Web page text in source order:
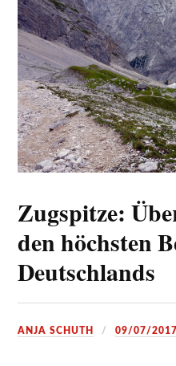
Zugspitze:
den höchsten
Deutschlands
ANJA SCHUTH 09/07/2017